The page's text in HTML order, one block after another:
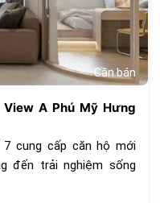
Cần bán
A Phú Mỹ Hưng
7 cung cấp căn hộ mới
đến trải nghiệm sống